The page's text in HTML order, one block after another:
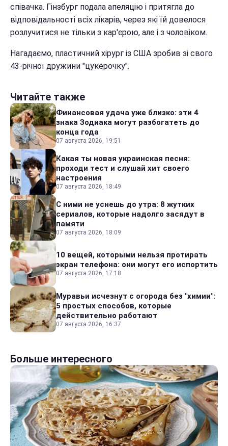
співачка. Гінзбург подала апеляцію і притягла до
відповідальності всіх лікарів, через які їй довелося
розлучитися не тільки з кар'єрою, але і з чоловіком.
Нагадаємо, пластичний хірург із США зробив зі свого
43-річної дружини "цукерочку".
Читайте также
Финансовая удача уже близко: эти 4
знака Зодиака могут разбогатеть до
конца года
07 августа 2026, 19:51
Какая ты новая украинская песня:
проходи тест и слушай хит своего
настроения
07 августа 2026, 18:49
С ними не уснешь до утра: 8 жутких
сериалов, которые надолго засядут в
памяти
07 августа 2026, 18:09
10 вещей, которыми нельзя протирать
экран телефона: они могут его испортить
07 августа 2026, 17:18
Муравьи исчезнут с огорода без "химии":
5 простых способов, которые
действительно работают
07 августа 2026, 16:37
Больше интересного